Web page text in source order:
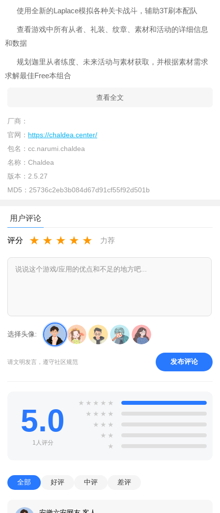
使用全新的Laplace模拟各种关卡战斗，辅助3T刷本配队
查看游戏中所有从者、礼装、纹章、素材和活动的详细信息
和数据
规划迦里从者练度、未来活动与素材获取，并根据素材需求
求解最佳Free本组合
查看全文
厂商：
官网： https://chaldea.center/
包名： cc.narumi.chaldea
名称： Chaldea
版本： 2.5.27
MD5： 25736c2eb3b084d67d91cf55f92d501b
用户评论
评分 ★ ★ ★ ★ ★ 力荐
选择头像:
请文明发言，遵守社区规范 发布评论
5.0
1人评分
★ ★ ★ ★ ★
★ ★ ★ ★
★ ★ ★
★ ★
★
全部 好评 中评 差评